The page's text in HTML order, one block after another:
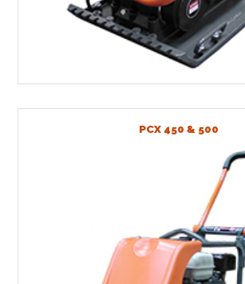
PCX 450 & 500